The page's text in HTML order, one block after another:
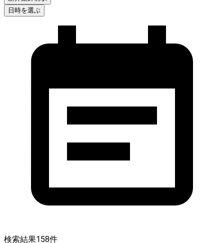
日時を選ぶ
検索結果158件